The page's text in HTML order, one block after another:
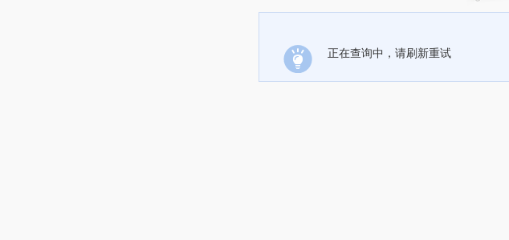
正在查询中，请刷新重试